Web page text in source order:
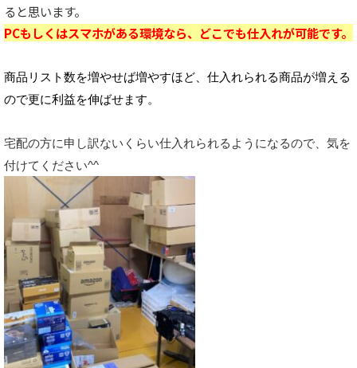
ると思います。
PCもしくはスマホがある環境なら、どこでも仕入れが可能です。
商品リスト数を増やせば増やすほど、仕入れられる商品が増える
ので更に利益を伸ばせます。
宅配の方に申し訳ないくらい仕入れられるようになるので、気を
付けてください^^